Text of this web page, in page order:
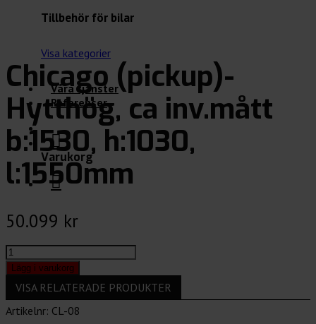
Tillbehör för bilar
Visa kategorier
Våra tjänster
Referenser
Varukorg
Chicago (pickup)-
Hytthög, ca inv.mått
b:1530, h:1030,
l:1550mm
50.099 kr
Chicago
(pickup)-
Hytthög,
inv.mått
Lägg i varukorg
VISA RELATERADE PRODUKTER
Artikelnr: CL-08